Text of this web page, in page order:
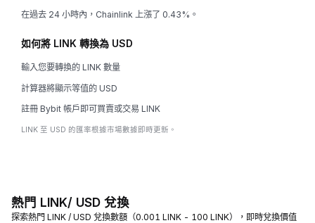
在過去 24 小時內，Chainlink 上漲了 0.43%。
如何將 LINK 轉換為 USD
輸入您要轉換的 LINK 數量
計算器將顯示等值的 USD
註冊 Bybit 帳戶即可買賣或交易 LINK
LINK 至 USD 的匯率根據市場數據即時更新。
熱門 LINK/ USD 兌換
探索熱門 LINK / USD 兌換數額（0.001 LINK - 100 LINK），即時兌換價值